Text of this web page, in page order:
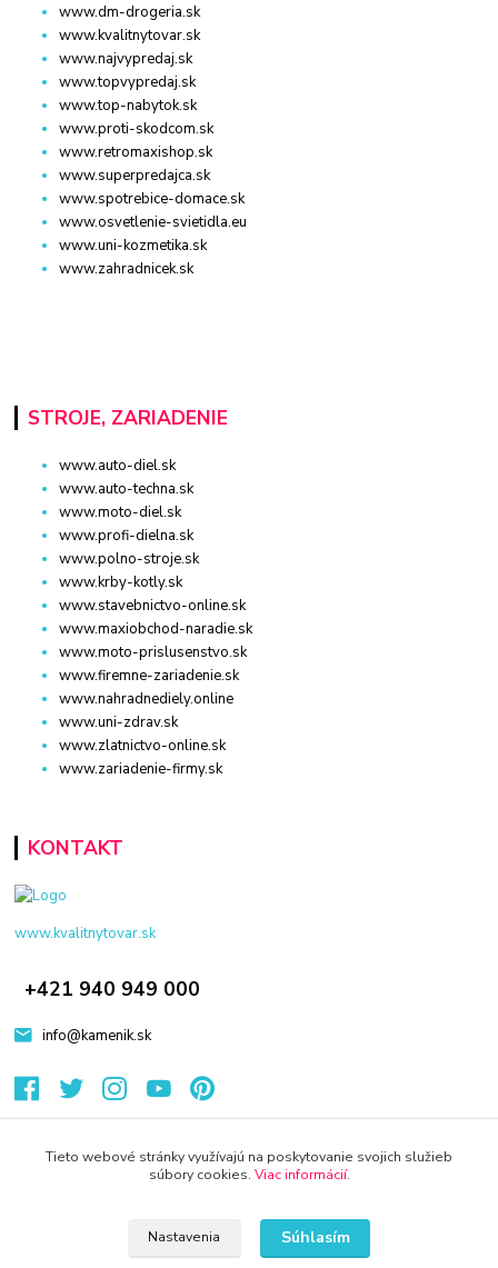
www.dm-drogeria.sk
www.kvalitnytovar.sk
www.najvypredaj.sk
www.topvypredaj.sk
www.top-nabytok.sk
www.proti-skodcom.sk
www.retromaxishop.sk
www.superpredajca.sk
www.spotrebice-domace.sk
www.osvetlenie-svietidla.eu
www.uni-kozmetika.sk
www.zahradnicek.sk
STROJE, ZARIADENIE
www.auto-diel.sk
www.auto-techna.sk
www.moto-diel.sk
www.profi-dielna.sk
www.polno-stroje.sk
www.krby-kotly.sk
www.stavebnictvo-online.sk
www.maxiobchod-naradie.sk
www.moto-prislusenstvo.sk
www.firemne-zariadenie.sk
www.nahradnediely.online
www.uni-zdrav.sk
www.zlatnictvo-online.sk
www.zariadenie-firmy.sk
KONTAKT
www.kvalitnytovar.sk
+421 940 949 000
info@kamenik.sk
Tieto webové stránky využívajú na poskytovanie svojich služieb
súbory cookies. Viac informácií.
Nastavenia Súhlasím